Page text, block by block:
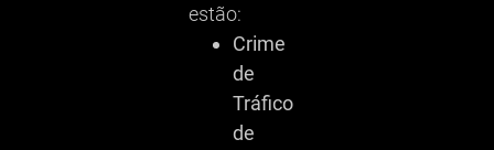
estão:
Crime
de
Tráfico
de